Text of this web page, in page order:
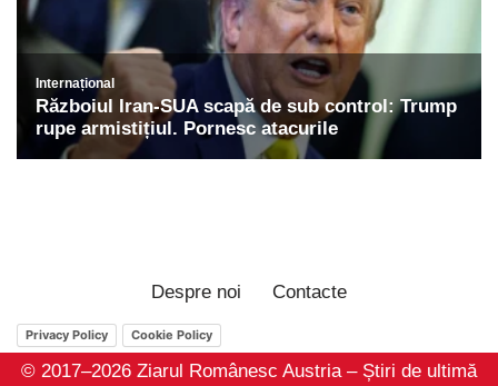
Despre noi Contacte
Privacy Policy Cookie Policy
© 2017–2026 Ziarul Românesc Austria – Știri de ultimă